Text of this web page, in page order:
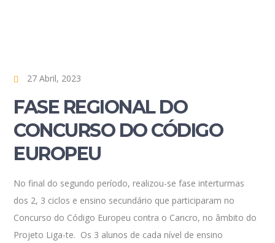
27 Abril, 2023
FASE REGIONAL DO
CONCURSO DO CÓDIGO
EUROPEU
No final do segundo período, realizou-se fase interturmas
dos 2, 3 ciclos e ensino secundário que participaram no
Concurso do Código Europeu contra o Cancro, no âmbito do
Projeto Liga-te. Os 3 alunos de cada nível de ensino